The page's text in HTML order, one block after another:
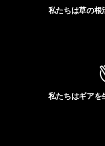
私たちは草の根
私たちはギアを